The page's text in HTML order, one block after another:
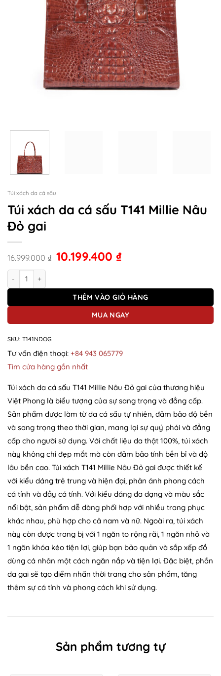
Túi xách da cá sấu
Túi xách da cá sấu T141 Millie Nâu
Đỏ gai
16.999.000₫ 10.199.400 ₫
Túi xách da cá sấu T141 Millie Nâu Đỏ gai số lượng
THÊM VÀO GIỎ HÀNG
MUA NGAY
SKU: T141NDOG
Tư vấn điện thoại: +84 943 065779
Tìm cửa hàng gần nhất
Túi xách da cá sấu T141 Millie Nâu Đỏ gai của thương hiệu
Việt Phong là biểu tượng của sự sang trọng và đẳng cấp.
Sản phẩm được làm từ da cá sấu tự nhiên, đảm bảo độ bền
và sang trọng theo thời gian, mang lại sự quý phái và đẳng
cấp cho người sử dụng. Với chất liệu da thật 100%, túi xách
này không chỉ đẹp mắt mà còn đảm bảo tính bền bỉ và độ
lâu bền cao. Túi xách T141 Millie Nâu Đỏ gai được thiết kế
với kiểu dáng trẻ trung và hiện đại, phản ánh phong cách
cá tính và đầy cá tính. Với kiểu dáng đa dạng và màu sắc
nổi bật, sản phẩm dễ dàng phối hợp với nhiều trang phục
khác nhau, phù hợp cho cả nam và nữ. Ngoài ra, túi xách
này còn được trang bị với 1 ngăn to rộng rãi, 1 ngăn nhỏ và
1 ngăn khóa kéo tiện lợi, giúp bạn bảo quản và sắp xếp đồ
dùng cá nhân một cách ngăn nắp và tiện lợi. Đặc biệt, phần
da gai sẽ tạo điểm nhấn thời trang cho sản phẩm, tăng
thêm sự cá tính và phong cách khi sử dụng.
Sản phẩm tương tự